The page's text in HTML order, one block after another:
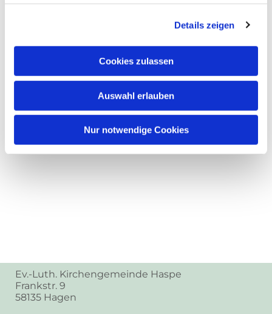
Details zeigen
Cookies zulassen
Auswahl erlauben
Nur notwendige Cookies
Ev.-Luth. Kirchengemeinde Haspe
Frankstr. 9
58135 Hagen